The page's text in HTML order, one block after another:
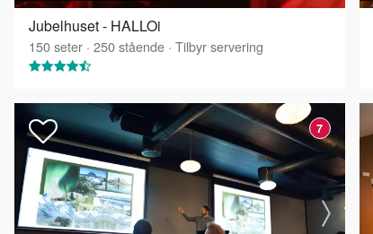
Jubelhuset - HALLOi
150seter · 250stående · Tilbyr servering
7